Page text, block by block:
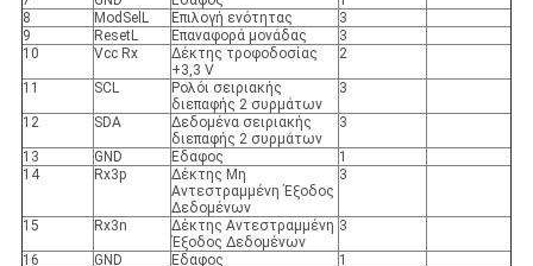
8
ModSelL Επιλογή ενότητας
3
9
ResetL Επαναφορά μονάδας
3
10
Vcc Rx
Δέκτης τροφοδοσίας
+3,3 V
2
11 SCL
Ρολόι σειριακής
διεπαφής 2 συρμάτων
3
12 SDA
Δεδομένα σειριακής
διεπαφής 2 συρμάτων
3
13 GND Εδαφος
1
14
Rx3p
Δέκτης Μη
Αντεστραμμένη Έξοδος
Δεδομένων
3
15 Rx3n
Δέκτης Αντεστραμμένη
Έξοδος Δεδομένων
3
16 GND Εδαφος
1